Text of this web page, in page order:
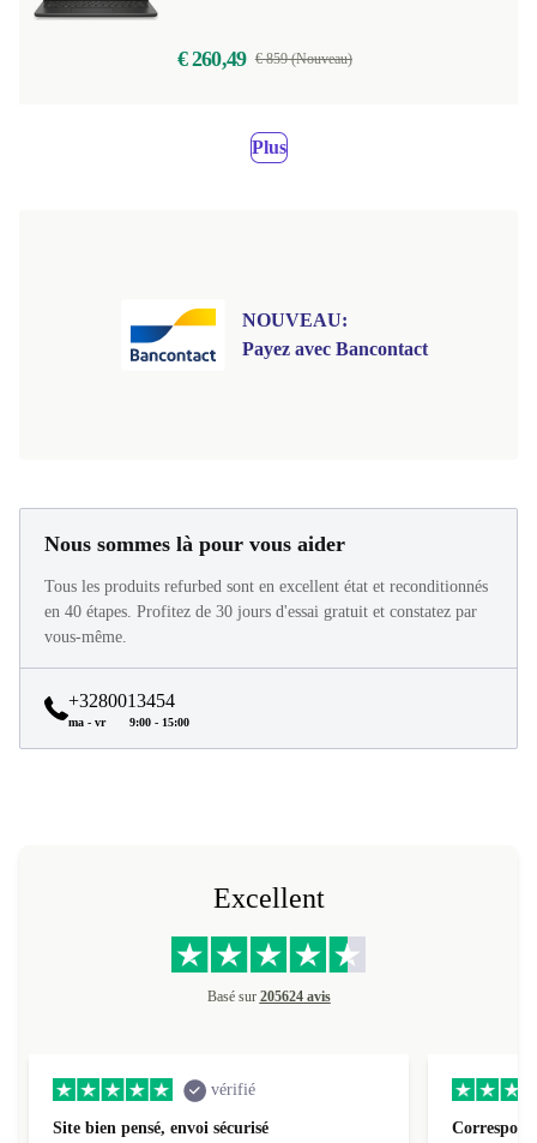
€ 260,49 € 859 (Nouveau)
Plus
NOUVEAU:
Payez avec Bancontact
Nous sommes là pour vous aider
Tous les produits refurbed sont en excellent état et reconditionnés
en 40 étapes. Profitez de 30 jours d'essai gratuit et constatez par
vous-même.
+3280013454
ma - vr 9:00 - 15:00
Excellent
Basé sur 205624 avis
vérifié
Site bien pensé, envoi sécurisé